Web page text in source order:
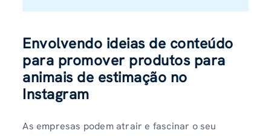
Envolvendo ideias de conteúdo
para promover produtos para
animais de estimação no
Instagram
As empresas podem atrair e fascinar o seu